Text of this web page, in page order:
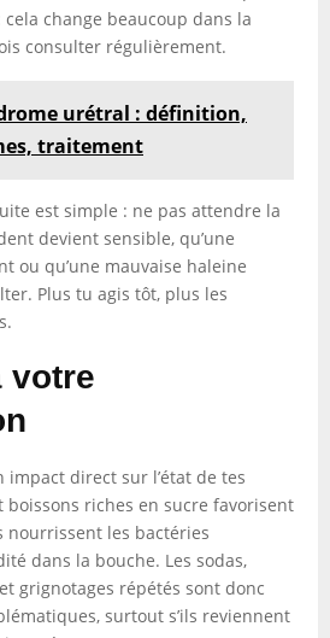
change beaucoup dans la
consulter régulièrement.
urétral : définition,
traitement
est simple : ne pas attendre la
devient sensible, qu’une
ou qu’une mauvaise haleine
Plus tu agis tôt, plus les
votre
direct sur l’état de tes
boissons riches en sucre favorisent
nourrissent les bactéries
dans la bouche. Les sodas,
grignotages répétés sont donc
surtout s’ils reviennent